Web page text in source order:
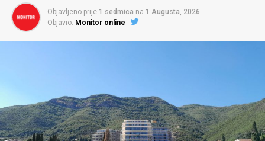
Objavljeno prije 1 sedmica na 1 Augusta, 2026
Objavio: Monitor online